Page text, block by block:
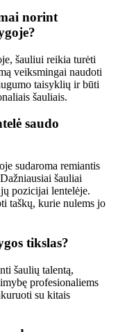
norint
šauliui reikia turėti
veiksmingai naudoti
taisyklių ir būti
šauliais.
saudo
sudaroma remiantis
šauliai
pozicijai lentelėje.
taškų, kurie nulems jo
tikslas?
šaulių talentą,
profesionaliems
su kitais